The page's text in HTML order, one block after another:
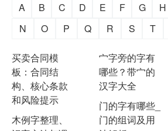
A B C D E F G H
N
O P Q R S T
买卖合同模
板：合同结
构、核心条款
和风险提示
木例字整理、
宀字旁的字有
哪些？带宀的
汉字大全
门的字有哪些_
门的组词及用